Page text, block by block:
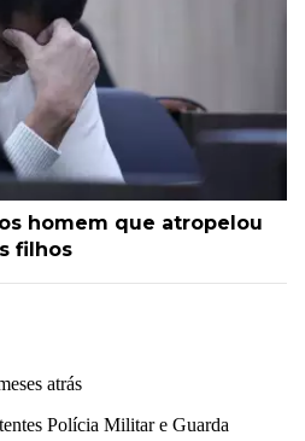
homem que atropelou
filhos